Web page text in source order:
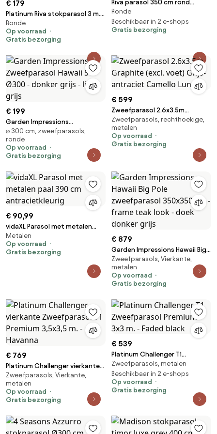
€ 179
Platinum Riva stokparasol 3 m.
rond - Premium - Faded black
Ronde
Op voorraad
Gratis bezorging
Riva parasol 350 cm rond
antraciet
Ronde
Beschikbaar in 2 e-shops
Gratis bezorging
€ 199
Garden Impressions
Zweefparasol Hawaii S Ø300 -
donker grijs - licht grijs
⌀ 300 cm, zweefparasols,
ronde
Op voorraad
Gratis bezorging
€ 599
Zweefparasol 2.6x3.5m
Graphite (excl. voet) Grijs-
antraciet Camello Luna
Zweefparasols, rechthoekige,
metalen
Op voorraad
Gratis bezorging
€ 90,99
vidaXL Parasol met metalen
paal 390 cm antracietkleurig
Metalen
Op voorraad
Gratis bezorging
€ 879
Garden Impressions Hawaii Big
Pole zweefparasol 350x350 cm
- frame teak look - doek donker
grijs
Zweefparasols, Vierkante,
metalen
Op voorraad
Gratis bezorging
€ 769
Platinum Challenger vierkante
Zweefparasol T1 Premium
3,5x3,5 m. - Havanna
Zweefparasols, Vierkante,
metalen
Op voorraad
Gratis bezorging
€ 539
Platinum Challenger T1
Zweefparasol Premium 3x3 m. -
Faded black
Zweefparasols, metalen
Beschikbaar in 2 e-shops
Op voorraad
Gratis bezorging